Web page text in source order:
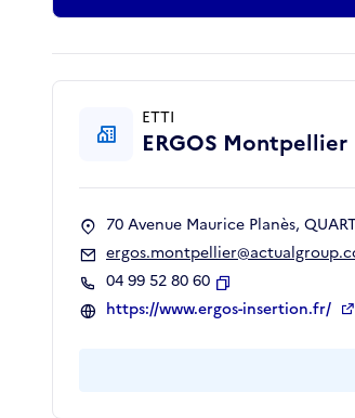
ETTI
ERGOS Montpellier
70 Avenue Maurice Planès,
04 99 52 80 60
Copier
https://www.ergos-insertion.fr/